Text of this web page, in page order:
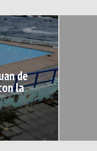
de
la